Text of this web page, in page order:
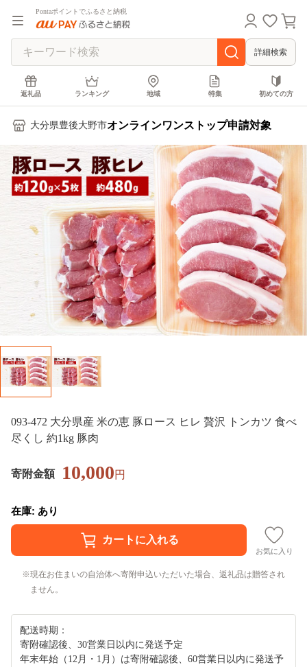
Pontaポイントでふるさと納税
詳細検索
返礼品 ランキング 地域 特集 初めての方
大分県豊後大野市オンラインワンストップ申請対象
093-472 大分県産 米の恵 豚ロース ヒレ 贅沢 トンカツ 食べ
尽くし 約1kg 豚肉
寄附金額 10,000円
在庫: あり
お気に入り
現在お住まいの自治体へ寄附申込いただいた場合、返礼品は贈答され
ません。
配送時期：
寄附確認後、30営業日以内に発送予定
年末年始（12月・1月）は寄附確認後、60営業日以内に発送予